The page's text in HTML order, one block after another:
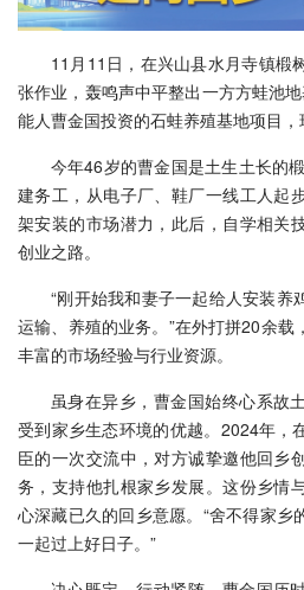
11月11日，在兴山县水月寺镇椴
张作业，轰鸣声中平整出一方方蛙池
能人曹金国投资的石蛙养殖基地项目，
今年46岁的曹金国是土生土长的
建务工，从电子厂、鞋厂一线工人起
架安装的市场潜力，此后，自学相关
创业之路。
“刚开始我和妻子一起给人安装养
运输、养殖的业务。”在外打拼20余载
丰富的市场经验与行业资源。
虽身在异乡，曹金国始终心系故
受到家乡生态环境的优越。2024年，
臣的一次交流中，对方诚挚邀他回乡
务，支持他扎根家乡发展。这份乡情
心深藏已久的回乡意愿。“舍不得家乡
一起过上好日子。”